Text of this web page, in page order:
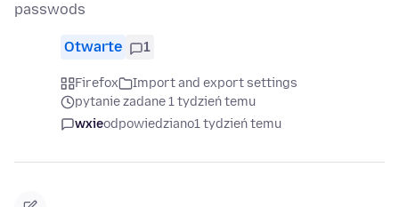
passwods
Otwarte 1
Firefox
Import and export settings
pytanie zadane 1 tydzień temu
wxieodpowiedziano1 tydzień temu